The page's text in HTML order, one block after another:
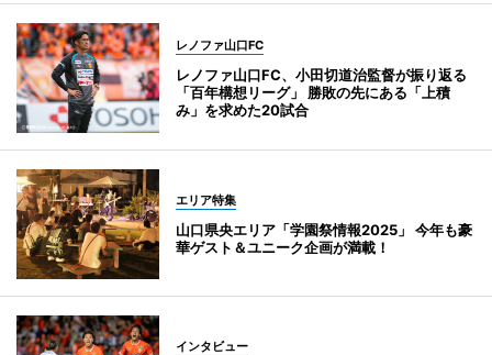
レノファ山口FC
レノファ山口FC、小田切道治監督が振り返る
「百年構想リーグ」 勝敗の先にある「上積
み」を求めた20試合
エリア特集
山口県央エリア「学園祭情報2025」 今年も豪
華ゲスト＆ユニーク企画が満載！
インタビュー